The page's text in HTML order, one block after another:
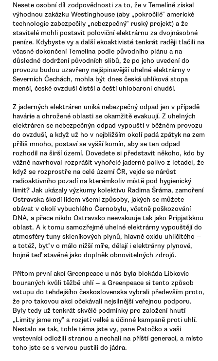
Nesete osobní díl zodpovědnosti za to, že v Temelíně získal
výhodnou zakázku Westinghouse (aby „pokročilé‟ americké
technologie zabezpečily „nebezpečný‟ ruský projekt) a že
stavitelé mohli postavit poloviční elektrárnu za dvojnásobné
peníze. Kdybyste vy a další ekoaktivisté tenkrát raději tlačili na
včasné dokončení Temelína podle původního plánu a na
důsledné dodržení původních slibů, že po jeho uvedení do
provozu budou uzavřeny nejšpinavější uhelné elektrárny v
Severních Čechách, mohla být dnes česká uhlíková stopa
menší, české ovzduší čistší a čeští uhlobaroni chudší.
Z jaderných elektráren uniká nebezpečný odpad jen v případě
havárie a ohrožené oblasti se okamžitě evakuují. Z uhelných
elektráren se nebezpečnýn odpad vypouští v běžném provozu
do ovzduší, a když už ho v nejbližším okolí padá zpátyk na zem
příliš mnoho, postaví se vyšší komín, aby se ten odpad
rozhodil na širší území. Dovedete si představit někoho, kdo by
vážně navrhoval rozprášit vyhořelé jaderné palivo z letadel, že
když se rozprostře na celé území ČR, vejde se nárůst
radioaktivního pozadí na kterémkoliv místě pod hygienický
limit? Jak ukázaly výzkumy kolektivu Radima Šráma, zamoření
Ostravska škodí lidem všemi způsoby, jakých se můžete
obávat v okolí vybuchlého Černobylu, včetně poškozování
DNA, a přece nikdo Ostravsko neevakuuje tak jako Pripjaťskou
oblast. A k tomu samozřejmě uhelné elektrárny vypouštějí do
atmosféry tuny skleníkových plynů, hlavně oxidu uhličitého —
a totéž, byť v o málo nižší míře, dělají i elektrárny plynové,
hojně teď stavěné jako doplněk obnovitelných zdrojů.
Přitom první akcí Greenpeace u nás byla blokáda Libkovic
bouraných kvůli těžbě uhlí — a Greenpeace si tento způsob
vstupu do tehdejšího československa vybrali především proto,
že pro takovou akci očekávali nejsilnější veřejnou podporu.
Byly tedy už tenkrát skvělé podmínky pro založení hnutí
„Limity jsme my‟ a rozjetí velké a účinné kampaně proti uhlí.
Nestalo se tak, tohle téma jste vy, pane Patočko a vaši
vrstevníci odložili stranou a nechali na příští generaci, a místo
toho jste se s vervou pustili do jádra.